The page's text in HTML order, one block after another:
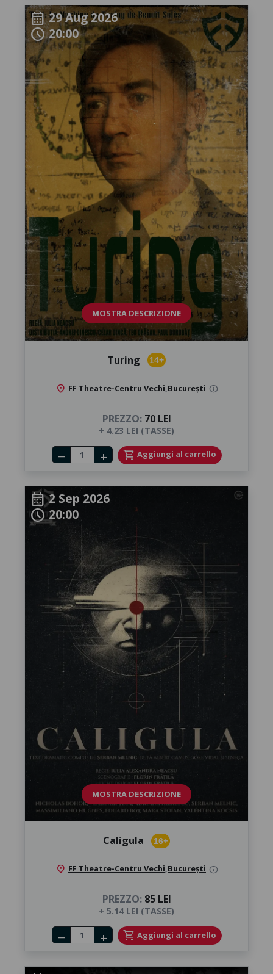
calendar_month29 Aug 2026
schedule20:00
MOSTRA DESCRIZIONE
Turing 14+
location_on FF Theatre-Centru Vechi București info
PREZZO:70 LEI
+ 4.23 LEI (TASSE)
Number of tickets
remove add shopping_cart Aggiungi al carrello
calendar_month2 Sep 2026
schedule20:00
MOSTRA DESCRIZIONE
Caligula 16+
location_on FF Theatre-Centru Vechi,București info
PREZZO:85 LEI
+ 5.14 LEI (TASSE)
Number of tickets
remove add shopping_cart Aggiungi al carrello